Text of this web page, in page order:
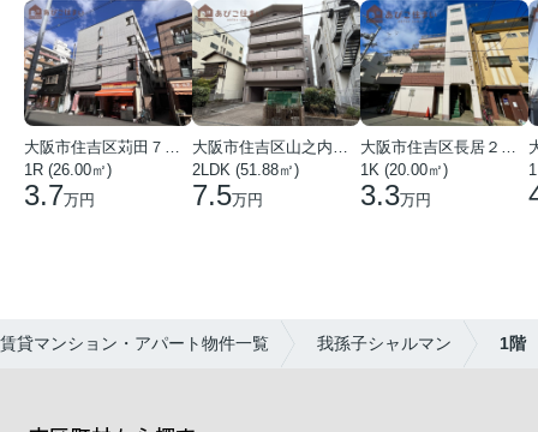
大阪市住吉区苅田７丁目
1R (26.00㎡)
3.7万円
大阪市住吉区山之内３丁目
2LDK (51.88㎡)
7.5万円
大阪市住吉区長居２丁目
1K (20.00㎡)
3.3万円
貸マンション・アパート物件一覧 我孫子シャルマン 1階